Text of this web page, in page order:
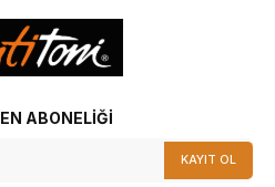
ABONELIĞI
KAYIT OL